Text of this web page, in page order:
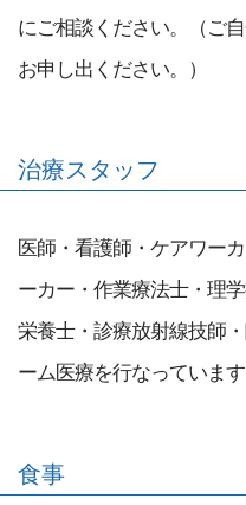
にご相談ください。（ご
お申し出ください。）
治療スタッフ
医師・看護師・ケアワー
ーカー・作業療法士・理
栄養士・診療放射線技師
ーム医療を行なっています
食事